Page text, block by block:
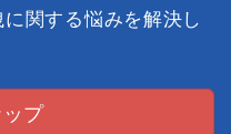
関する悩みを解決し
プ